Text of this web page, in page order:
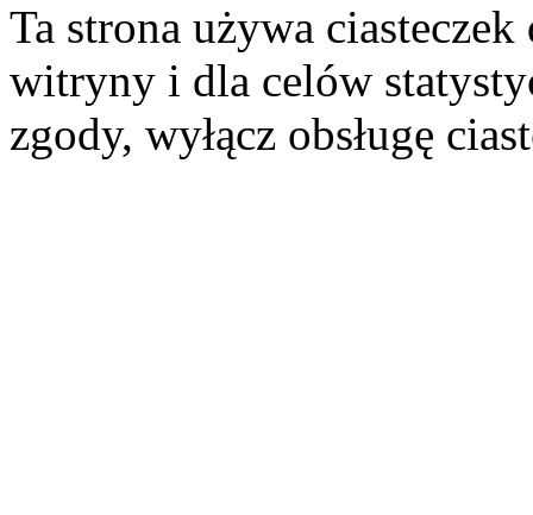
Ta strona używa
witryny i dla celów
zgody, wyłącz obsługę